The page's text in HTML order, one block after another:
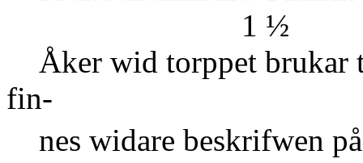
1 ½
Åker wid torppet brukar
fin-
nes widare beskrifwen